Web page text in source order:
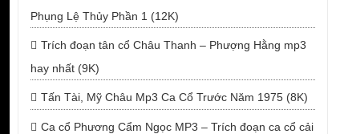
Phụng Lệ Thủy Phần 1 (12K)
Trích đoạn tân cổ Châu Thanh – Phượng Hằng mp3
hay nhất (9K)
Tấn Tài, Mỹ Châu Mp3 Ca Cổ Trước Năm 1975 (8K)
Ca cổ Phương Cẩm Ngọc MP3 – Trích đoạn ca cổ cải